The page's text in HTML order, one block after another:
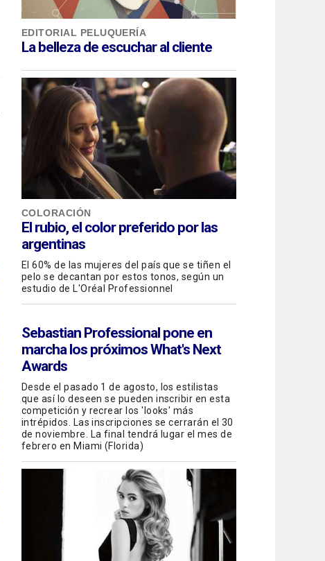
EDITORIAL PELUQUERÍA
La belleza de escuchar al cliente
COLORACIÓN
El rubio, el color preferido por las
argentinas
El 60% de las mujeres del país que se tiñen el
pelo se decantan por estos tonos, según un
estudio de L'Oréal Professionnel
Sebastian Professional pone en
marcha los próximos What's Next
Awards
Desde el pasado 1 de agosto, los estilistas
que así lo deseen se pueden inscribir en esta
competición y recrear los 'looks' más
intrépidos. Las inscripciones se cerrarán el 30
de noviembre. La final tendrá lugar el mes de
febrero en Miami (Florida)